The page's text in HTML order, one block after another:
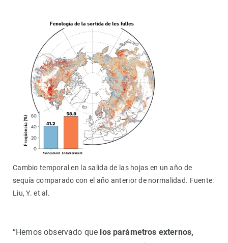
Cambio temporal en la salida de las hojas en un año de
sequía comparado con el año anterior de normalidad. Fuente:
Liu, Y. et al.
“Hemos observado que los parámetros externos,